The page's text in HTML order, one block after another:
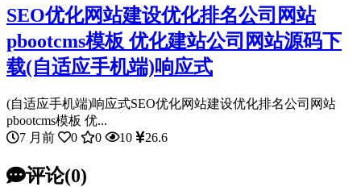
SEO优化网站建设优化排名公司网站
pbootcms模板 优化建站公司网站源码下
载(自适应手机端)响应式
(自适应手机端)响应式SEO优化网站建设优化排名公司网站
pbootcms模板 优...
7 月前
0 0 10 26.6
评论(0)